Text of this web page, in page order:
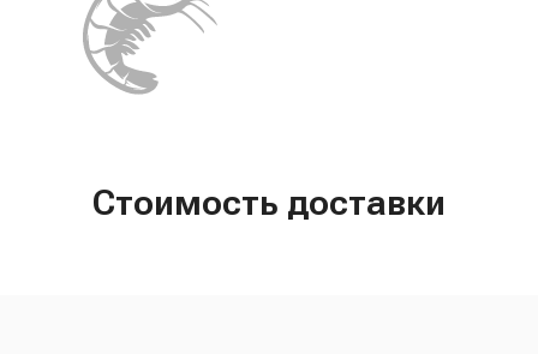
Стоимость доставки